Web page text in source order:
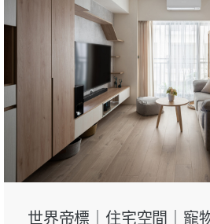
世界帝標｜住宅空間｜寵